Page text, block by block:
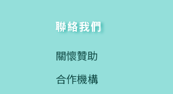
聯絡我們
關懷贊助
合作機構